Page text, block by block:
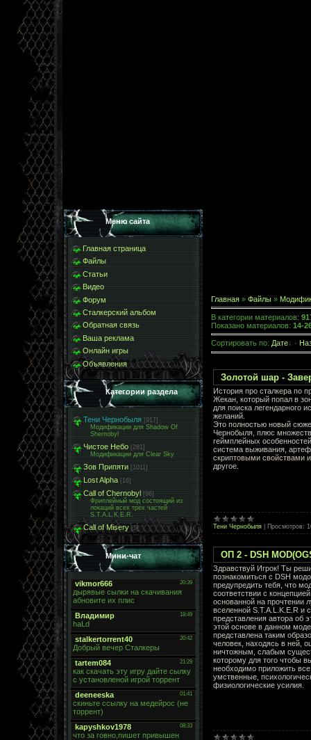
Меню сайта
Главная страница
Файлы
Статьи
Видео
Форум
Сталкерский альбом
Обратная связь
Ваша реклама
Онлайн игры
Объявления
Категории раздела
Тени Чернобыля [917]
Модификации для Shadow Of
Shernobyl
Чистое Небо [281]
Модификации для Clear Sky
Зов Припяти [1011]
Lost Alpha [16]
Call of Chernobyl [96]
Фриплейный мод состоящий из
локаций всех трех частей
S.T.A.L.K.E.R.
Call of Misery [5]
Мини-чат
Главная » Файлы »
В категории материалов:
Показано материалов: 14-
Сортировать по: Дате ·
Золотой шар -
История про сталкера по
Жекан, который попал в
для поиска легендарного
желаний.
Это полностью новый
Чернобыля, плюс
геймплейных
система выживания,
скриптовыми свойствами
другое.
Тени Чернобыля Просмотров:
ОП 2 - DSH
Здравствуй Игрок! Ты
познакомиться с DSH
предупредить тебя, что
соответствии с
основанной на прочтении
вселенной S.T.A.L.K.E.R и
представления автора об
этой основе в данном
представлена таким
человек, находясь в ней,
ничтожным, слабым
которому для того чтобы
необходимо приложить
умственные,
физиологические усилия.